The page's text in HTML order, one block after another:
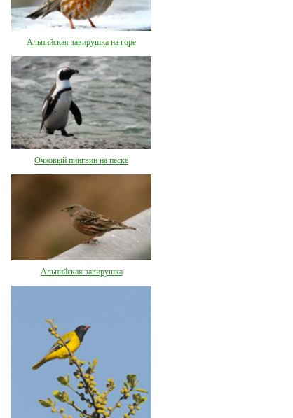
Альпийская завирушка на горе
Очковый пингвин на песке
Альпийская завирушка